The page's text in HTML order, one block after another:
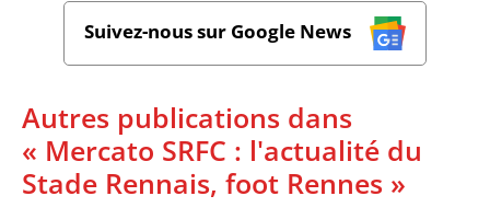
Suivez-nous sur Google News
Autres publications dans
« Mercato SRFC : l'actualité du
Stade Rennais, foot Rennes »